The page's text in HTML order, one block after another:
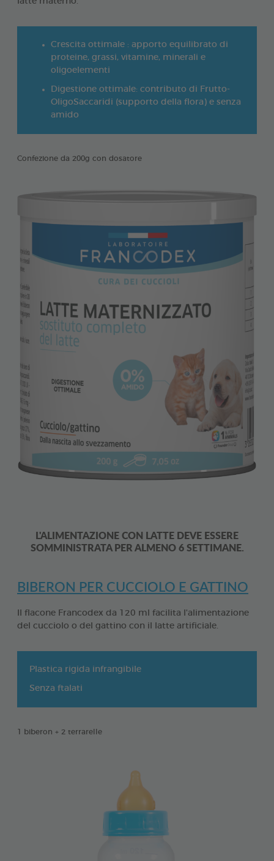
Crescita ottimale : apporto equilibrato di
proteine, grassi, vitamine, minerali e
oligoelementi
Digestione ottimale: contributo di Frutto-
OligoSaccaridi (supporto della flora) e senza
amido
Confezione da 200g con dosatore
L'ALIMENTAZIONE CON LATTE DEVE ESSERE
SOMMINISTRATA PER ALMENO 6 SETTIMANE.
BIBERON PER CUCCIOLO E GATTINO
Il flacone Francodex da 120 ml facilita l'alimentazione
del cucciolo o del gattino con il latte artificiale.
Plastica rigida infrangibile
Senza ftalati
1 biberon + 2 terrarelle